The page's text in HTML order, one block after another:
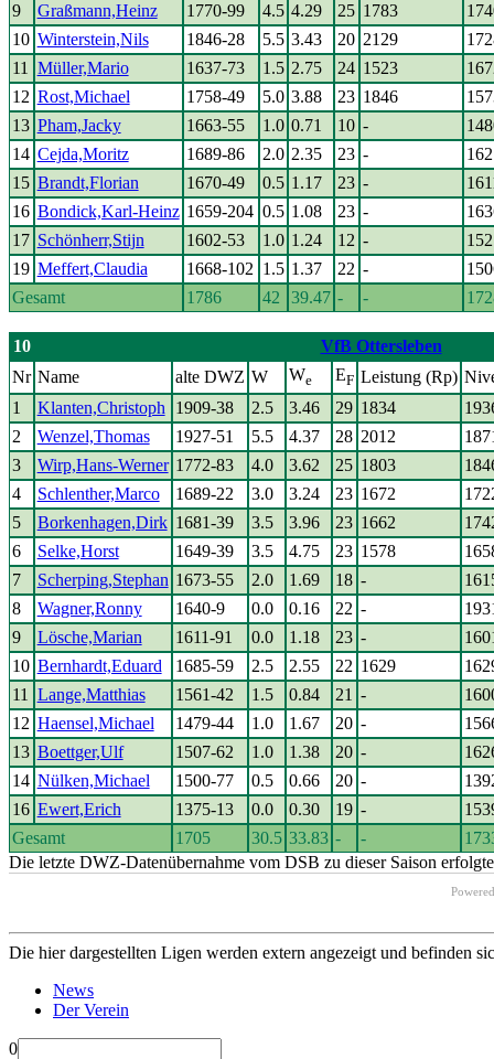
9
Graßmann,Heinz 1770-99 4.5 4.29 25 1783
10 Winterstein,Nils 1846-28 5.5 3.43 20 2129
11
Müller,Mario 1637-73 1.5 2.75 24 1523
12 Rost,Michael 1758-49 5.0 3.88 23 1846
13 Pham,Jacky 1663-55 1.0 0.71 10 -
14 Cejda,Moritz 1689-86 2.0 2.35 23 -
15 Brandt,Florian 1670-49 0.5 1.17 23 -
16 Bondick,Karl-Heinz 1659-204 0.5 1.08 23 -
17 Schönherr,Stijn 1602-53 1.0 1.24 12 -
19 Meffert,Claudia 1668-102 1.5 1.37 22 -
Gesamt
1786 42 39.47 - -
10
VfB Ottersleben
Nr Name alte DWZ W We EF Leistung (Rp)
1
Klanten,Christoph 1909-38 2.5 3.46 29 1834
2
Wenzel,Thomas 1927-51 5.5 4.37 28 2012
3
Wirp,Hans-Werner 1772-83 4.0 3.62 25 1803
4
Schlenther,Marco 1689-22 3.0 3.24 23 1672
5
Borkenhagen,Dirk 1681-39 3.5 3.96 23 1662
6
Selke,Horst 1649-39 3.5 4.75 23 1578
7
Scherping,Stephan 1673-55 2.0 1.69 18 -
8
Wagner,Ronny 1640-9 0.0 0.16 22 -
9
Lösche,Marian 1611-91 0.0 1.18 23 -
10 Bernhardt,Eduard 1685-59 2.5 2.55 22 1629
11
Lange,Matthias 1561-42 1.5 0.84 21 -
12 Haensel,Michael 1479-44 1.0 1.67 20 -
13 Boettger,Ulf 1507-62 1.0 1.38 20 -
14 Nülken,Michael 1500-77 0.5 0.66 20 -
16 Ewert,Erich 1375-13 0.0 0.30 19 -
Gesamt
1705 30.5 33.83 - -
Die letzte DWZ-Datenübernahme vom DSB zu dieser Saison
Die hier dargestellten Ligen werden extern angezeigt und befinden
News
Der Verein
0